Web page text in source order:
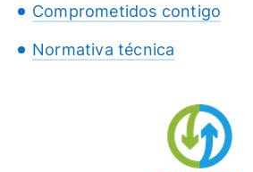
Comprometidos contigo
Normativa técnica